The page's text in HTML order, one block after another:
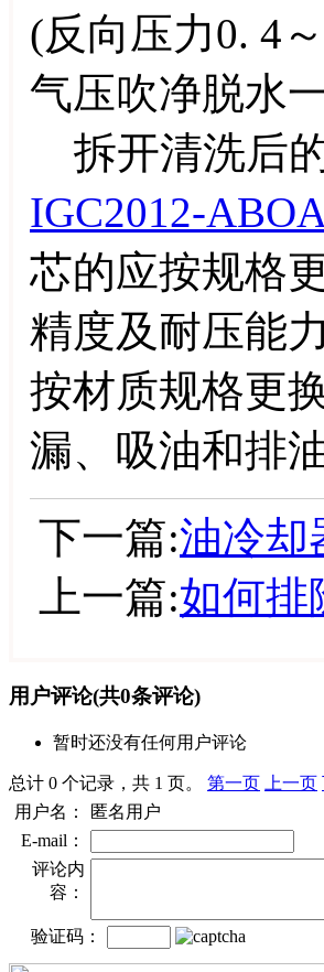
(反向压力0. 4
气压吹净脱水
拆开清洗后
IGC2012-
芯的应按规格
精度及耐压能
按材质规格更
漏、吸油和排
下一篇:油冷却
上一篇:如何排
用户评论(共0条评论)
暂时还没有任何用户评论
总计 0 个记录，共 1 页。 第一页 上一页
用户名：
匿名用户
E-mail：
评论内
容：
验证码：